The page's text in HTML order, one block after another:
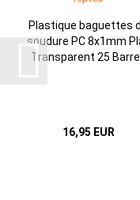
Plastique baguettes
soudure PC 8x1mm
Transparent 25
16,95 EUR